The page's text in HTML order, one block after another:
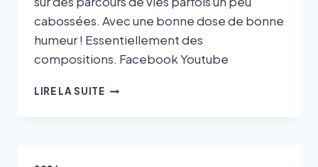
cabossées. Avec une bonne dose de bonne
humeur ! Essentiellement des
compositions. Facebook Youtube
LIRE LA SUITE